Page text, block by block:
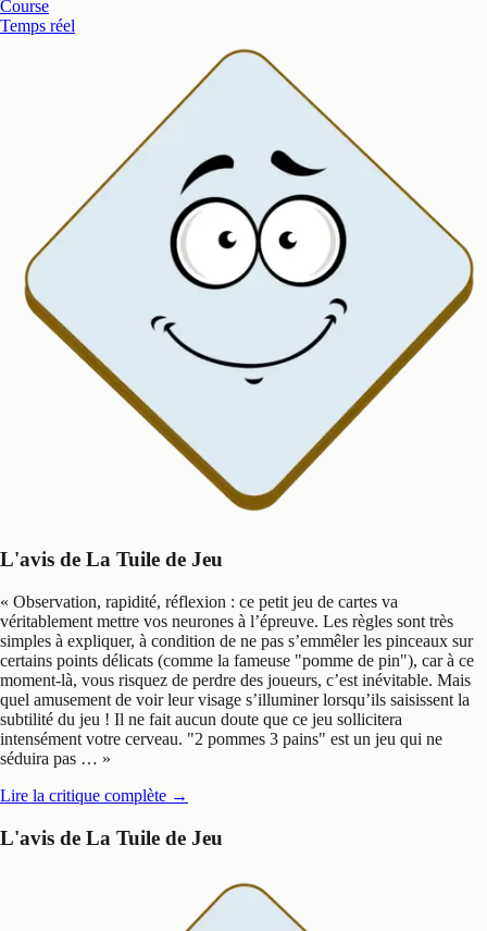
Course
Temps réel
L'avis de La Tuile de Jeu
« Observation, rapidité, réflexion : ce petit jeu de cartes va
véritablement mettre vos neurones à l’épreuve. Les règles sont très
simples à expliquer, à condition de ne pas s’emmêler les pinceaux sur
certains points délicats (comme la fameuse "pomme de pin"), car à ce
moment-là, vous risquez de perdre des joueurs, c’est inévitable. Mais
quel amusement de voir leur visage s’illuminer lorsqu’ils saisissent la
subtilité du jeu ! Il ne fait aucun doute que ce jeu sollicitera
intensément votre cerveau. "2 pommes 3 pains" est un jeu qui ne
séduira pas … »
Lire la critique complète →
L'avis de La Tuile de Jeu